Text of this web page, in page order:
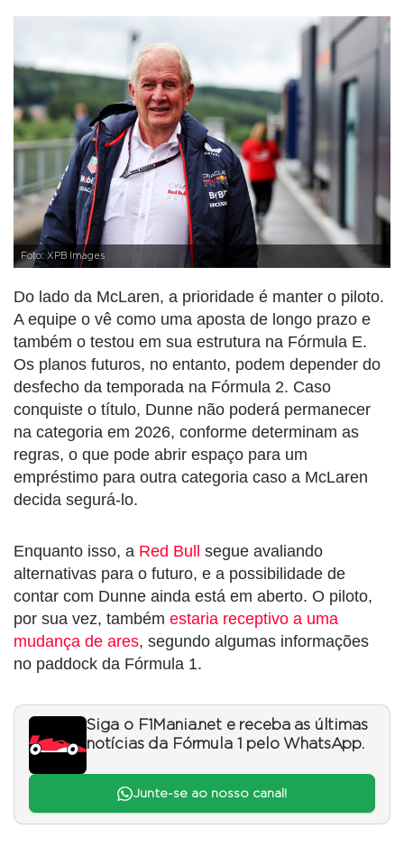
Foto: XPB Images
Do lado da McLaren, a prioridade é manter o piloto.
A equipe o vê como uma aposta de longo prazo e
também o testou em sua estrutura na Fórmula E.
Os planos futuros, no entanto, podem depender do
desfecho da temporada na Fórmula 2. Caso
conquiste o título, Dunne não poderá permanecer
na categoria em 2026, conforme determinam as
regras, o que pode abrir espaço para um
empréstimo para outra categoria caso a McLaren
decida segurá-lo.
Enquanto isso, a Red Bull
segue avaliando
alternativas para o futuro, e a possibilidade de
contar com Dunne ainda está em aberto. O piloto,
por sua vez, também estaria receptivo a uma
mudança de ares, segundo algumas informações
no paddock da Fórmula 1.
Siga o F1Mania.net e receba as últimas
notícias da Fórmula 1 pelo WhatsApp.
Junte-se ao nosso canal!